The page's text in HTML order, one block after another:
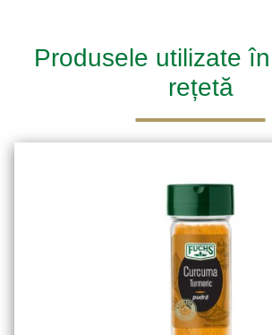
Produsele utilizate
rețetă